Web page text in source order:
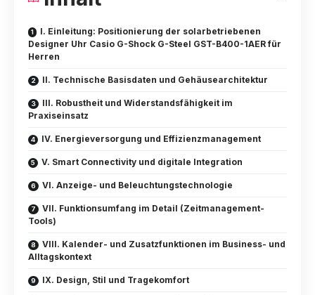
I. Einleitung: Positionierung der solarbetriebenen
Designer Uhr Casio G-Shock G-Steel GST-B400-1AER für
Herren
II. Technische Basisdaten und Gehäusearchitektur
III. Robustheit und Widerstandsfähigkeit im
Praxiseinsatz
IV. Energieversorgung und Effizienzmanagement
V. Smart Connectivity und digitale Integration
VI. Anzeige- und Beleuchtungstechnologie
VII. Funktionsumfang im Detail (Zeitmanagement-
Tools)
VIII. Kalender- und Zusatzfunktionen im Business- und
Alltagskontext
IX. Design, Stil und Tragekomfort